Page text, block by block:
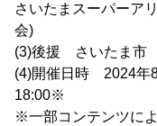
さいたまスーパーア
会)
(3)後援 さいたま市
(4)開催日時 2024年
18:00※
※一部コンテンツに